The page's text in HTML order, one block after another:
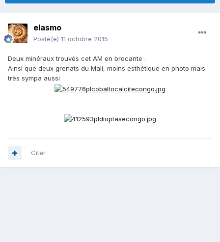
elasmo
Posté(e) 11 octobre 2015
Deux minéraux trouvés cet AM en brocante :
Ainsi que deux grenats du Mali, moins esthétique en photo mais
très sympa aussi
Citer